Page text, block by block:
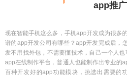
app推广
现在智能手机这么多，手机app开发成为很多
谱的app开发公司有哪些？app开发完成后，
发不用找外包，不需要懂技术，自己一个人
app在线制作平台，普通人也能制作出专业的
百种开发好的app功能模块，挑选出需要的